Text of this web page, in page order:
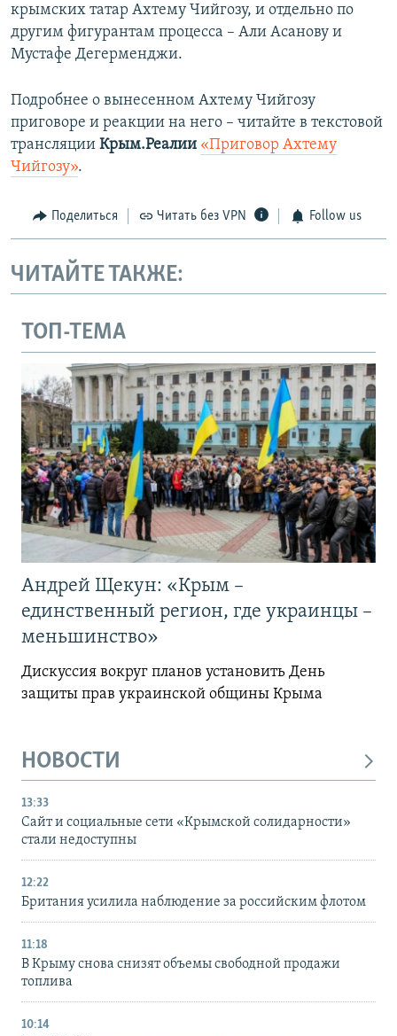
крымских татар Ахтему Чийгозу, и отдельно по
другим фигурантам процесса – Али Асанову и
Мустафе Дегерменджи.
Подробнее о вынесенном Ахтему Чийгозу
приговоре и реакции на него – читайте в текстовой
трансляции Крым.Реалии «Приговор Ахтему
Чийгозу».
Поделиться Читать без VPN Follow us
ЧИТАЙТЕ ТАКЖЕ:
ТОП-ТЕМА
Андрей Щекун: «Крым –
единственный регион, где украинцы –
меньшинство»
Дискуссия вокруг планов установить День
защиты прав украинской общины Крыма
НОВОСТИ
13:33
Сайт и социальные сети «Крымской солидарности»
стали недоступны
12:22
Британия усилила наблюдение за российским флотом
11:18
В Крыму снова снизят объемы свободной продажи
топлива
10:14